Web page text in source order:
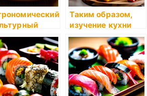
через еду
Таким образом,
изучение кухни
как искусство